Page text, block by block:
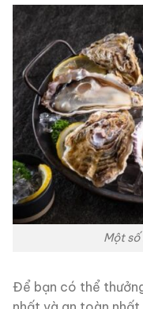
Một số
Để bạn có thể